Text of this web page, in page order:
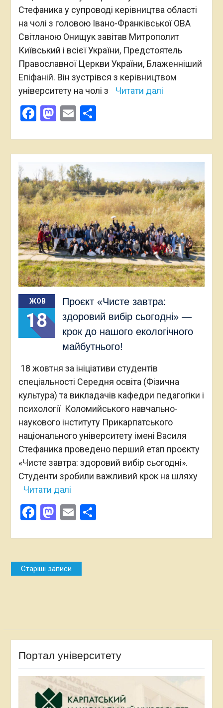
Стефаника у супроводі керівництва області
на чолі з головою Івано-Франківської ОВА
Світланою Онищук завітав Митрополит
Київський і всієї України, Предстоятель
Православної Церкви України, Блаженніший
Епіфаній. Він зустрівся з керівництвом
університету на чолі з
Читати далі
Facebook
Mastodon
EmailПоділитися
ЖОВ
18
Проєкт «Чисте завтра:
здоровий вибір сьогодні» —
крок до нашого екологічного
майбутнього!
18 жовтня за ініціативи студентів
спеціальності Середня освіта (Фізична
культура) та викладачів кафедри педагогіки і
психології Коломийського навчально-
наукового інституту Прикарпатського
національного університету імені Василя
Стефаника проведено перший етап проєкту
«Чисте завтра: здоровий вибір сьогодні».
Студенти зробили важливий крок на шляху
Читати далі
Facebook
Mastodon
EmailПоділитися
Навігація
за
Старіші записи
Портал університету